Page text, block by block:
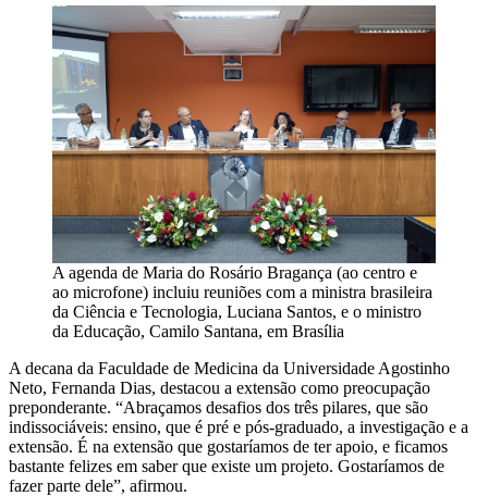
A agenda de Maria do Rosário Bragança (ao centro e
ao microfone) incluiu reuniões com a ministra brasileira
da Ciência e Tecnologia, Luciana Santos, e o ministro
da Educação, Camilo Santana, em Brasília
A decana da Faculdade de Medicina da Universidade Agostinho
Neto, Fernanda Dias, destacou a extensão como preocupação
preponderante. “Abraçamos desafios dos três pilares, que são
indissociáveis: ensino, que é pré e pós-graduado, a investigação e a
extensão. É na extensão que gostaríamos de ter apoio, e ficamos
bastante felizes em saber que existe um projeto. Gostaríamos de
fazer parte dele”, afirmou.